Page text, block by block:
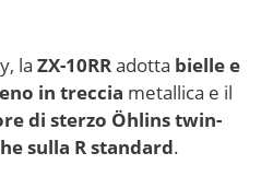
la ZX-10RRadotta bielle e
in treccia metallica e il
di sterzo Öhlins twin-
sulla R standard.